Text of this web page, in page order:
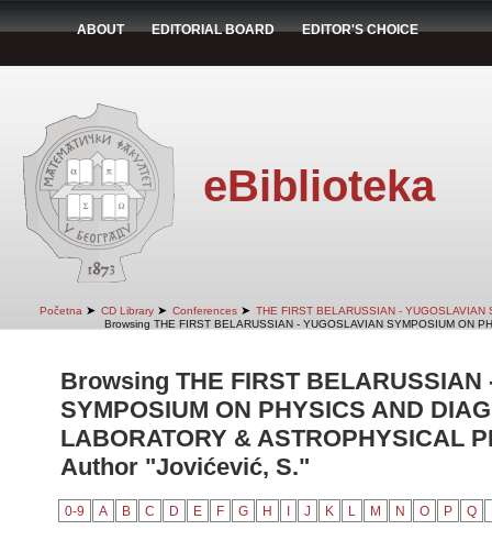
ABOUT EDITORIAL BOARD EDITOR'S CHOICE
eBiblioteka
Početna ➤ CD Library ➤ Conferences ➤ THE FIRST BELARUSSIAN -
Browsing THE FIRST BELARUSSIAN - YUGOSLAVIAN SYMPOSIUM ON
Browsing THE FIRST BELARUSSIAN
SYMPOSIUM ON PHYSICS AND
LABORATORY & ASTROPHYSICAL
Author "Jovićević, S."
0-9 A B C D E F G H J K L M N O P Q